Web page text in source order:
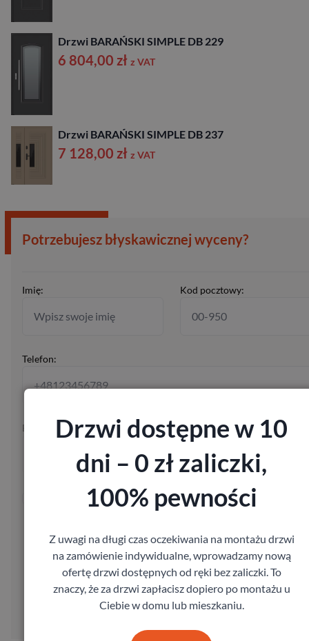
Drzwi BARAŃSKI SIMPLE DB 229
6 804,00 zł z VAT
Drzwi BARAŃSKI SIMPLE DB 237
7 128,00 zł z VAT
Potrzebujesz błyskawicznej wyceny?
Imię: Kod pocztowy:
Telefon:
E-mail:
Wysyłając formularz wyrażasz zgodę na przetwarzanie Twoich
danych osobowych w celu skontaktowania się z Tobą w sprawie
danych osobowych, Dz. U. Nr 133, poz. 883.
Poproś o wycenę
Drzwi dostępne w 10
dni – 0 zł zaliczki,
100% pewności
Z uwagi na długi czas oczekiwania na montażu drzwi
na zamówienie indywidualne, wprowadzamy nową
ofertę drzwi dostępnych od ręki bez zaliczki. To
znaczy, że za drzwi zapłacisz dopiero po montażu u
Ciebie w domu lub mieszkaniu.